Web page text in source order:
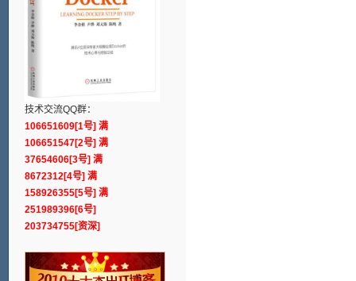
技术交流QQ群：
106651609[1号] 满
106651547[2号] 满
37654606[3号] 满
8672312[4号] 满
158926355[5号] 满
251989396[6号]
203734755[资深]